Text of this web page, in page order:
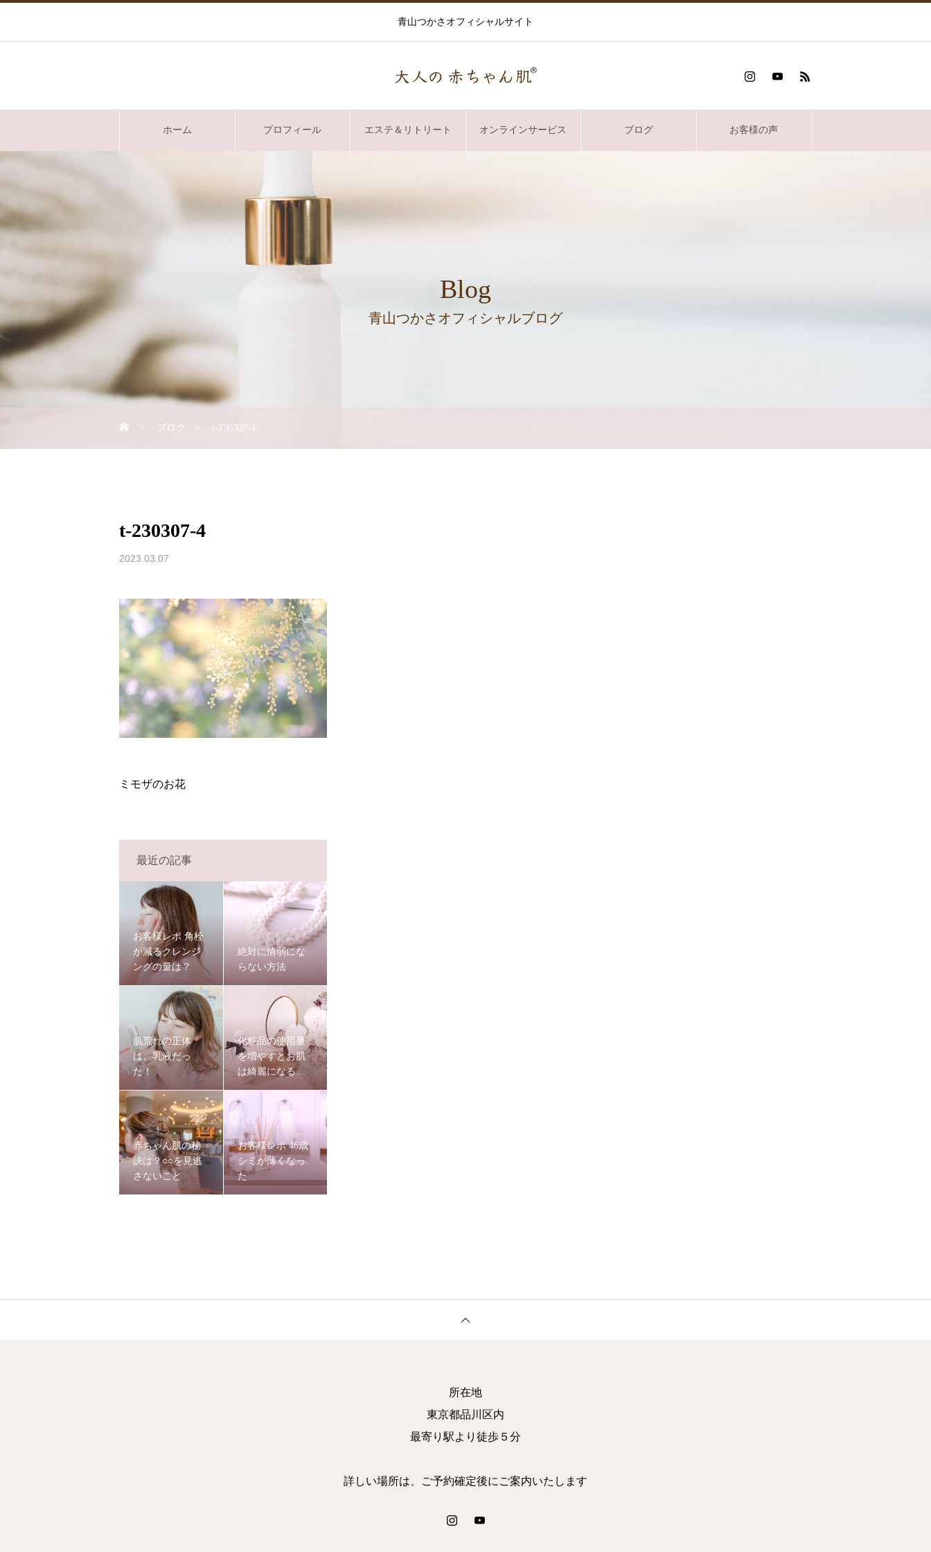
青山つかさオフィシャルサイト
ホーム プロフィール エステ＆リトリート オンラインサービス ブログ お客様の声
Blog
青山つかさオフィシャルブログ
ブログ t-230307-4
t-230307-4
2023.03.07
ミモザのお花
最近の記事
お客様レポ 角栓
が減るクレンジ
ングの量は？
絶対に情弱にな
らない方法
肌荒れの正体
は、乳液だっ
た！
化粧品の使用量
を増やすとお肌
は綺麗になる
の？
赤ちゃん肌の秘
訣は？○○を見逃
さないこと
お客様レポ 46歳
シミが薄くなっ
た
所在地
東京都品川区内
最寄り駅より徒歩５分
詳しい場所は、ご予約確定後にご案内いたします